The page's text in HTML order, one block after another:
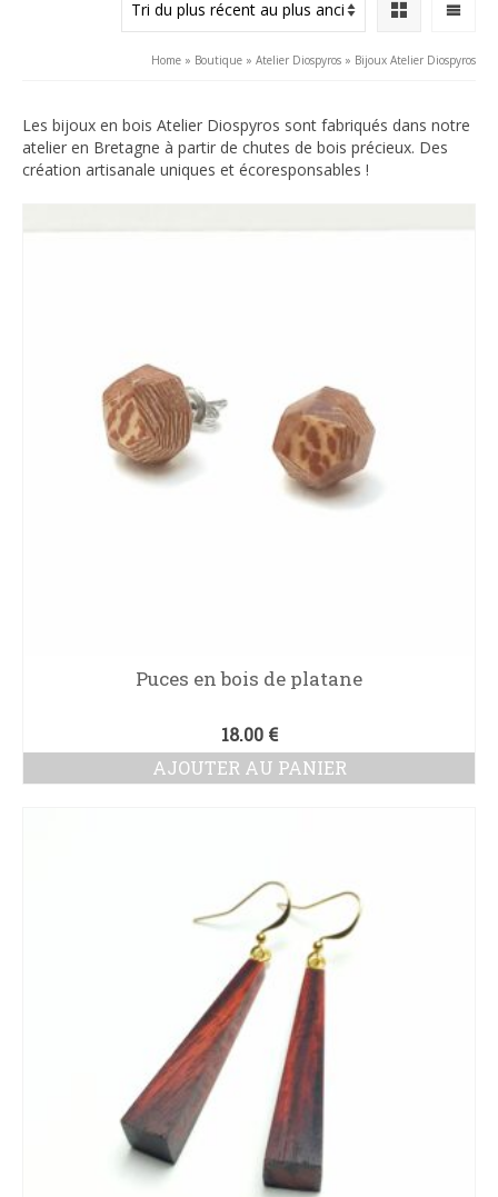
Home » Boutique » Atelier Diospyros » Bijoux Atelier Diospyros
Les bijoux en bois Atelier Diospyros sont fabriqués dans notre
atelier en Bretagne à partir de chutes de bois précieux. Des
création artisanale uniques et écoresponsables !
Puces en bois de platane
18.00 €
AJOUTER AU PANIER